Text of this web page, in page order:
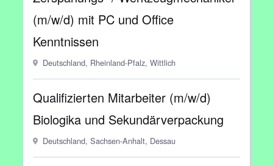
(m/w/d) mit PC und Office
Kenntnissen
Deutschland, Rheinland-Pfalz, Wittlich
Qualifizierten Mitarbeiter (m/w/d)
Biologika und Sekundärverpackung
Deutschland, Sachsen-Anhalt, Dessau